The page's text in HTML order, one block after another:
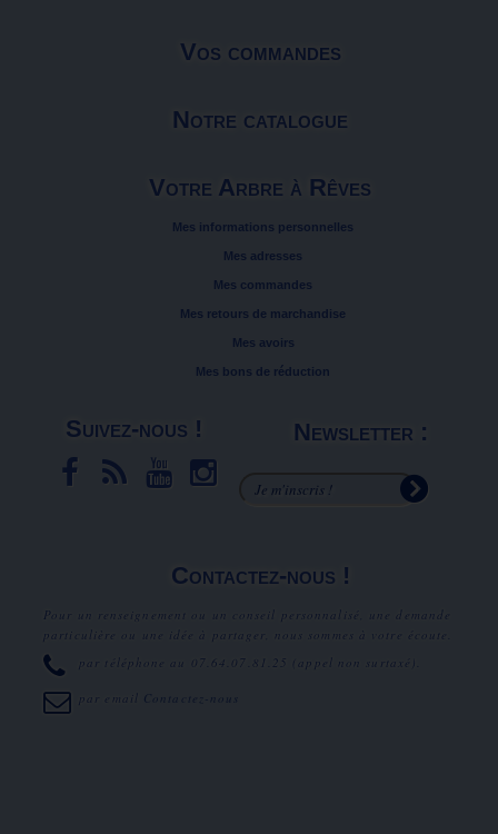
Vos commandes
Notre catalogue
Votre Arbre à Rêves
Mes informations personnelles
Mes adresses
Mes commandes
Mes retours de marchandise
Mes avoirs
Mes bons de réduction
Suivez-nous ! Newsletter :
Contactez-nous !
Pour un renseignement ou un conseil personnalisé, une demande
particulière ou une idée à partager, nous sommes à votre écoute.
par téléphone au
07.64.07.81.25 (appel non surtaxé).
par email Contactez-nous